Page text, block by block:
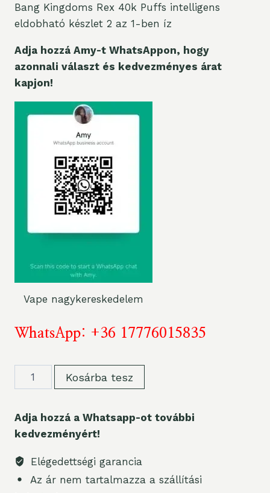
Bang Kingdoms Rex 40k Puffs intelligens
eldobható készlet 2 az 1-ben íz
Adja hozzá Amy-t WhatsAppon, hogy
azonnali választ és kedvezményes árat
kapjon!
Vape nagykereskedelem
WhatsApp: +36 17776015835
Bang
Kingdoms
40000
Puff
Smart
Screen
Vape
Kosárba tesz
Adja hozzá a Whatsapp-ot további
kedvezményért!
Elégedettségi garancia
Az ár nem tartalmazza a szállítási